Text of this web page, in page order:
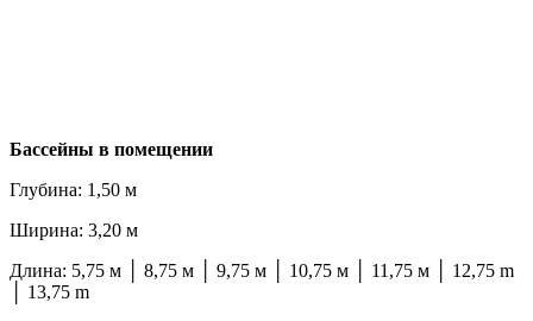
Бассейны в помещении
Глубина: 1,50 м
Ширина: 3,20 м
Длина: 5,75 м │ 8,75 м │ 9,75 м │ 10,75 м │ 11,75 м │ 12,75 m
│ 13,75 m